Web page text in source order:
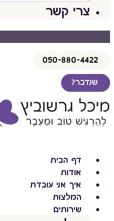
צרי קשר
050-880-4422
שנדבר?
דף הבית
אודות
איך אני עובדת
המלצות
שירותים